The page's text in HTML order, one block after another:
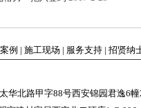
例 | 施工现场 | 服务支持| 招贤纳
华北路甲字88号西安锦园君逸6